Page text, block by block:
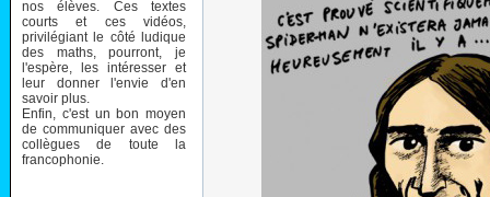
nos élèves. Ces textes
courts et ces vidéos,
privilégiant le côté ludique
des maths, pourront, je
l'espère, les intéresser et
leur donner l'envie d'en
savoir plus.
Enfin, c'est un bon moyen
de communiquer avec des
collègues de toute la
francophonie.